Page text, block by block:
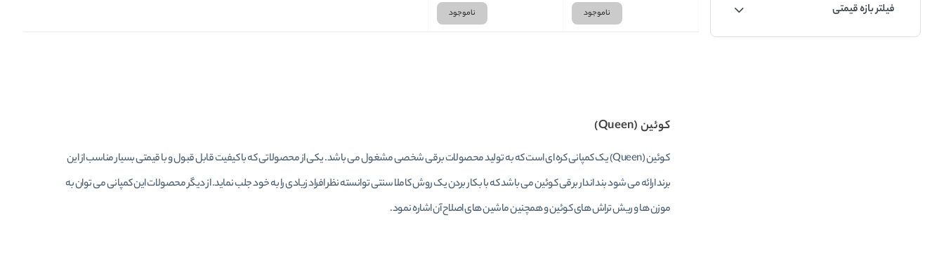
فیلتر بازه قیمتی ناموجود ناموجود
کوئین (Queen)
کوئین (Queen) یک کمپ انی کره ای است که به تولید محصولات برقی شخصی مشغول می باشد. یکی از محصولاتی که با کیفیت قابل قبول و با قیمتی بسیار مناسب از این
برند ارائه می شودبند اندار برقی کوئینمی باشد که با بکار بردن یک روش کاملا سنتی توانسته نظر افراد زیادی را به خود جلب نماید. از دیگر محصولات این کمپانی می توان به
موزن ها وریش تراشهای کوئین و همچنین ماشین های اصلاح آن اشاره نمود.